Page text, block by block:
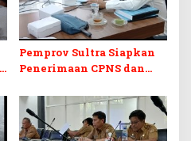
Pemprov Sultra Siapkan
Penerimaan CPNS dan
Desak Formasi Disabilitas